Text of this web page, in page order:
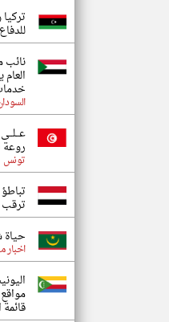
نائب
روعة
تونس
ترقب
حياة
اخبار